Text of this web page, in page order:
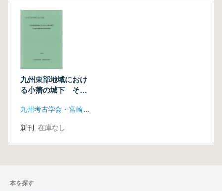
九州東部地域におけ
る小藩の城下 その
考古学的追究
新刊 在庫なし
本を探す